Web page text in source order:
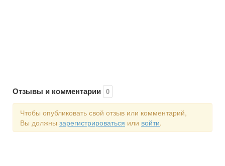
Отзывы и комментарии 0
Чтобы опубликовать свой отзыв или комментарий,
Вы должны зарегистрироваться или войти.